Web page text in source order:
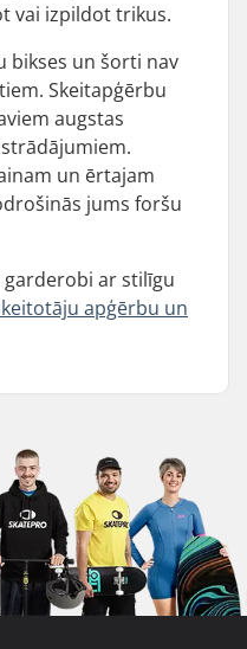
vai izpildot trikus.
bikses un šorti nav
Skeitapģērbu
augstas
un ērtajam
jums foršu
garderobi ar stilīgu
apģērbu un